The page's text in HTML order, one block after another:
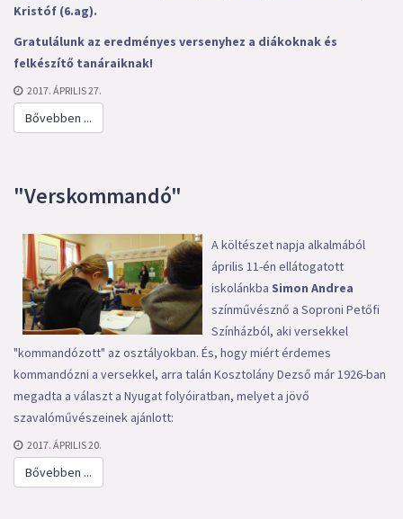
Kristóf (6.ag).
Gratulálunk az eredményes versenyhez a diákoknak és
felkészítő tanáraiknak!
2017. ÁPRILIS 27.
Bővebben ...
"Verskommandó"
A költészet napja alkalmából
április 11-én ellátogatott
iskolánkba Simon Andrea
színművésznő a Soproni Petőfi
Színházból, aki versekkel
"kommandózott" az osztályokban. És, hogy miért érdemes
kommandózni a versekkel, arra talán Kosztolány Dezső már 1926-ban
megadta a választ a Nyugat folyóiratban, melyet a jövő
szavalóművészeinek ajánlott:
2017. ÁPRILIS 20.
Bővebben ...